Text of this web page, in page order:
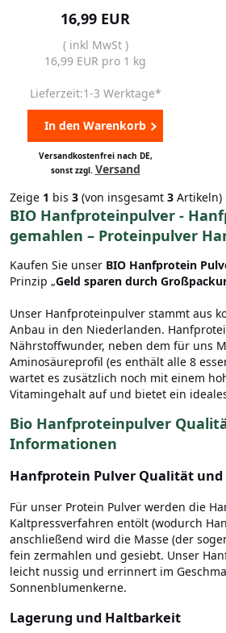
16,99 EUR
( inkl MwSt )
16,99 EUR pro 1 kg
Lieferzeit:1-3 Werktage*
In den Warenkorb
Versandkostenfrei nach DE,
sonst zzgl. Versand
Zeige 1 bis 3 (von insgesamt 3 Artikeln)
BIO Hanfproteinpulver -
gemahlen – Proteinpulver
Kaufen Sie unser BIO Hanfprotein
Prinzip „Geld sparen durch
Unser Hanfproteinpulver stammt aus
Anbau in den Niederlanden.
Nährstoffwunder, neben dem für uns
Aminosäureprofil (es enthält alle 8
wartet es zusätzlich noch mit einem
Vitamingehalt auf und bietet ein
Bio Hanfproteinpulver
Informationen
Hanfprotein Pulver Qualität und
Für unser Protein Pulver werden die
Kaltpressverfahren entölt (wodurch
anschließend wird die Masse (der
fein zermahlen und gesiebt. Unser
leicht nussig und errinnert im
Sonnenblumenkerne.
Lagerung und Haltbarkeit